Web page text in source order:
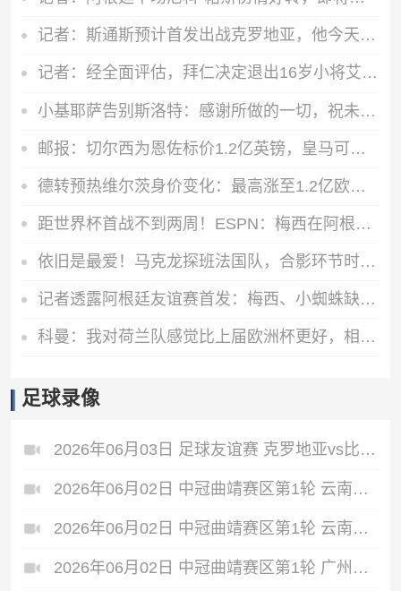
记者：斯通斯预计首发出战克罗地亚，他今天参加了球队训练
记者：经全面评估，拜仁决定退出16岁小将艾希霍恩争夺战
小基耶萨告别斯洛特：感谢所做的一切，祝未来一切顺利
邮报：切尔西为恩佐标价1.2亿英镑，皇马可能加入赫伊森来交换
德转预热维尔茨身价变化：最高涨至1.2亿欧，也可能降至8000万欧
距世界杯首战不到两周！ESPN：梅西在阿根廷首堂训练课上单独训练
依旧是最爱！马克龙探班法国队，合影环节时特意将姆巴佩拉到身边
记者透露阿根廷友谊赛首发：梅西、小蜘蛛缺阵，劳塔罗、恩佐出战
科曼：我对荷兰队感觉比上届欧洲杯更好，相信我们能走得很远
足球录像
2026年06月03日 足球友谊赛 克罗地亚vs比利时 全场录像
2026年06月02日 中冠曲靖赛区第1轮 云南爨合 VS 四川叁壹捌重龙 全场录像
2026年06月02日 中冠曲靖赛区第1轮 云南青丘 VS 自贡弘祥电碳 全场录像
2026年06月02日 中冠曲靖赛区第1轮 广州悦高 VS 重庆润麒 全场录像